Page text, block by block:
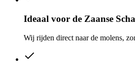
Ideaal voor de Zaanse
Wij rijden direct naar de molens,